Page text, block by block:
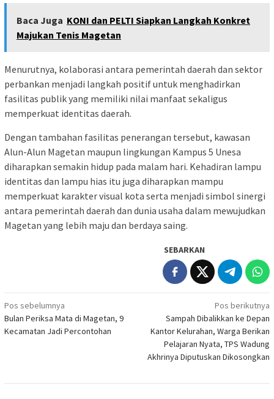
Baca Juga KONI dan PELTI Siapkan Langkah Konkret
Majukan Tenis Magetan
Menurutnya, kolaborasi antara pemerintah daerah dan sektor
perbankan menjadi langkah positif untuk menghadirkan
fasilitas publik yang memiliki nilai manfaat sekaligus
memperkuat identitas daerah.
Dengan tambahan fasilitas penerangan tersebut, kawasan
Alun-Alun Magetan maupun lingkungan Kampus 5 Unesa
diharapkan semakin hidup pada malam hari. Kehadiran lampu
identitas dan lampu hias itu juga diharapkan mampu
memperkuat karakter visual kota serta menjadi simbol sinergi
antara pemerintah daerah dan dunia usaha dalam mewujudkan
Magetan yang lebih maju dan berdaya saing.
SEBARKAN
Navigasi
pos
Pos sebelumnya
Bulan Periksa Mata di Magetan, 9
Kecamatan Jadi Percontohan
Pos berikutnya
Sampah Dibalikkan ke Depan
Kantor Kelurahan, Warga Berikan
Pelajaran Nyata, TPS Wadung
Akhrinya Diputuskan Dikosongkan